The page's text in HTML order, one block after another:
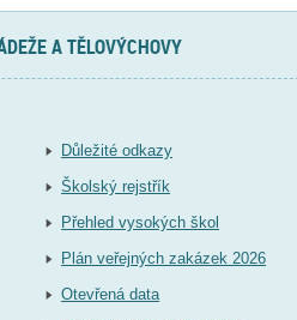
A TĚLOVÝCHOVY
Důležité odkazy
Školský rejstřík
Přehled vysokých škol
Plán veřejných zakázek 2026
Otevřená data